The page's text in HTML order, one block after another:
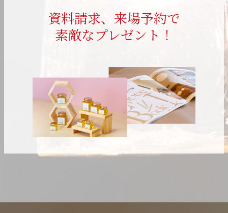
資料請求、来場予約で
素敵なプレゼント！